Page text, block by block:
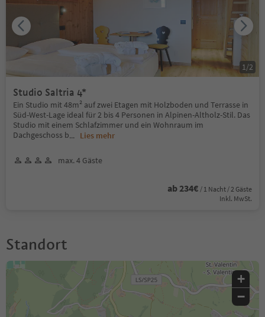
Studio Saltria 4*
Ein Studio mit 48m² auf zwei Etagen mit Holzboden und Terrasse in
Süd-West-Lage ideal für 2 bis 4 Personen in Alpinen-Altholz-Stil. Das
Studio mit einem Schlafzimmer und ein Wohnraum im
Dachgeschoss b... Lies mehr
max. 4 Gäste
ab 234€ / 1 Nacht / 2 Gäste
Inkl. MwSt.
1 /2
Standort
+
−